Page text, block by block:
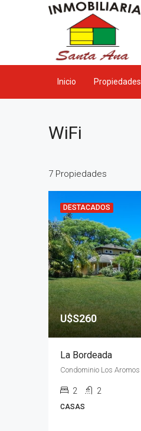
Inicio Propiedades
WiFi
7 Propiedades
DESTACADOS
U$S260
La Bordeada
Condominio Los Aromos
2 2
CASAS